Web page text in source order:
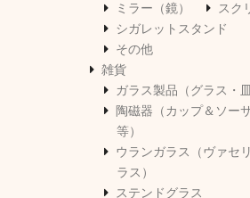
ミラー（鏡）
スク
シガレットスタンド
その他
雑貨
ガラス製品（グラス・皿
陶磁器（カップ＆ソー
等）
ウランガラス（ヴァセ
ラス）
ステンドグラス